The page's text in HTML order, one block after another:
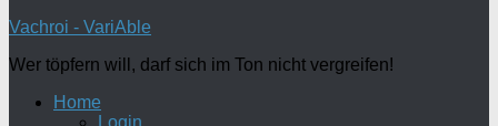
Vachroi - VariAble
Wer töpfern will, darf sich im Ton nicht vergreifen!
Home
Login